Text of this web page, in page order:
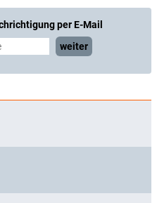
per E-Mail
weiter